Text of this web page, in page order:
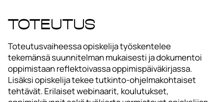
Toteutus
Toteutusvaiheessa opiskelija työskentelee
tekemänsä suunnitelman mukaisesti ja dokumentoi
oppimistaan reflektoivassa oppimispäiväkirjassa.
Lisäksi opiskelija tekee tutkinto-ohjelmakohtaiset
tehtävät. Erilaiset webinaarit, koulutukset,